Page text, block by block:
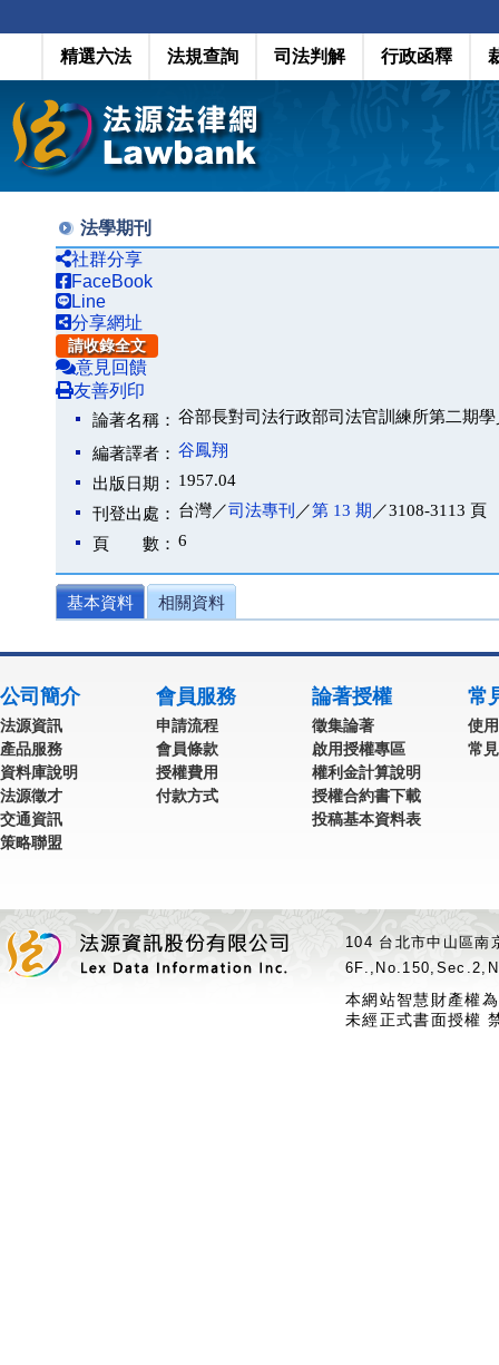
精選六法 法規查詢 司法判解 行政函釋
法學期刊
社群分享
FaceBook
Line
分享網址
請收錄全文
意見回饋
友善列印
論著名稱： 谷部長對司法行政部司法官訓練所第二期
編著譯者： 谷鳳翔
出版日期： 1957.04
刊登出處： 台灣／司法專刊 ／第 13 期 ／3108-3113 頁
頁 數： 6
基本資料 相關資料
公司簡介
法源資訊
產品服務
資料庫說明
法源徵才
交通資訊
策略聯盟
會員服務
申請流程
會員條款
授權費用
付款方式
論著授權
徵集論著
啟用授權專區
權利金計算說明
授權合約書下載
投稿基本資料表
常
使
常
104 台北市中山區
本網站智慧財產權
未經正式書面授權